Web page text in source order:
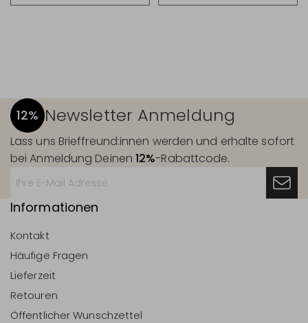
12% Newsletter Anmeldung
Lass uns Brieffreund:innen werden und erhalte sofort
bei Anmeldung Deinen12%-Rabattcode.
Informationen
Kontakt
Häufige Fragen
Lieferzeit
Retouren
Öffentlicher Wunschzettel